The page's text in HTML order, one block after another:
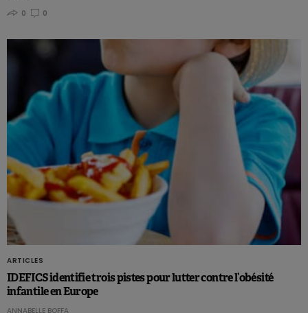
0
0
ARTICLES
IDEFICS identifie trois pistes pour lutter contre l’obésité
infantile en Europe
ANNABELLE BOFFA